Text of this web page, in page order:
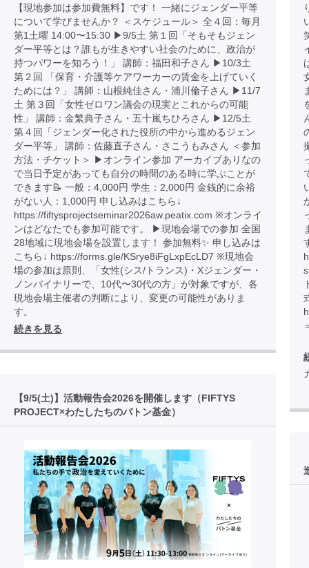
【現地参加は参加費無料】です！ 一緒にジェンダー平等
について学びませんか？ ＜スケジュール＞ 全４回：毎月
第1土曜 14:00〜15:30 ▶︎9/5土 第１回「そもそもジェン
ダー平等とは？誰もが生きやすい社会のために、政治が
持つパワーを知ろう！」 講師：福田和子さん ▶︎10/3土
第２回 「保育・介護等ケアワーカーの賃金を上げていく
ためには？」 講師：山根純佳さん・浦川倫子さん ▶︎11/7
土 第３回「女性ゼロワン議会の現実とこれからの可能
性」 講師：金繁典子さん・五十嵐ちひろさん ▶︎12/5土
第４回「ジェンダー化された役所の中から進めるジェン
ダー平等」 講師：佐藤直子さん・さこうもみさん ＜参加
方法・チケット＞ ▶︎オンライン参加 アーカイブありなの
で当日予定があっても自分の時間のある時に学ぶことが
できます📝 一般：4,000円 学生：2,000円 金銭的に余裕
がない人：1,000円 申し込みはこちら↓
https://fiftysprojectseminar2026aw.peatix.com ※オンライ
ンはどなたでも参加可能です。 ▶︎現地会場での参加 全国
28地域に現地会場を設置します！ 参加無料✨ 申し込みは
こちら↓ https://forms.gle/KSrye8iFgLxpEcLD7 ※現地会
場の参加は原則、「女性(シス/トランス)・Xジェンダー・
ノンバイナリーで、10代〜30代の方」が対象ですが、各
現地会場主催者の判断により、変更の可能性がありま
す。
続きを見る
【9/5(土)】活動報告会2026を開催します（FIFTYS
PROJECT×わたしたちのバトン基金）